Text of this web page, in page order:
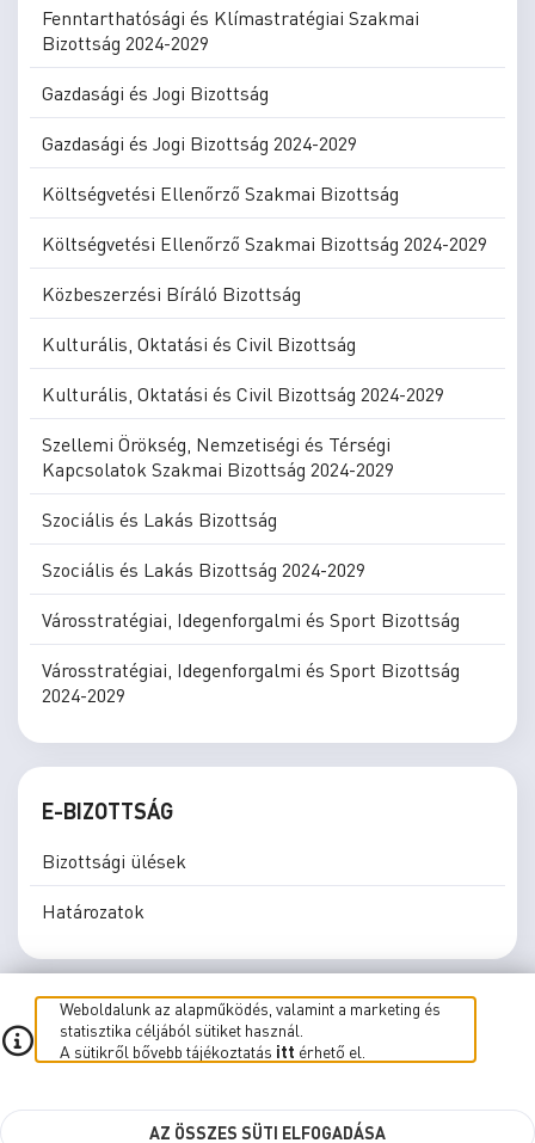
Fenntarthatósági és Klímastratégiai Szakmai
Bizottság 2024-2029
Gazdasági és Jogi Bizottság
Gazdasági és Jogi Bizottság 2024-2029
Költségvetési Ellenőrző Szakmai Bizottság
Költségvetési Ellenőrző Szakmai Bizottság 2024-2029
Közbeszerzési Bíráló Bizottság
Kulturális, Oktatási és Civil Bizottság
Kulturális, Oktatási és Civil Bizottság 2024-2029
Szellemi Örökség, Nemzetiségi és Térségi
Kapcsolatok Szakmai Bizottság 2024-2029
Szociális és Lakás Bizottság
Szociális és Lakás Bizottság 2024-2029
Városstratégiai, Idegenforgalmi és Sport Bizottság
Városstratégiai, Idegenforgalmi és Sport Bizottság
2024-2029
E-BIZOTTSÁG
Bizottsági ülések
Határozatok
E-közgyűlés E-Bizottság Élő közvetítés
Weboldalunk az alapműködés, valamint a marketing és
statisztika céljából sütiket használ.
A sütikről bővebb tájékoztatás itt érhető el.
AZ ÖSSZES SÜTI ELFOGADÁSA